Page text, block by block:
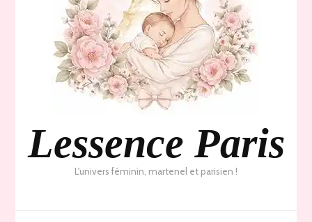
Lessence Paris
L'univers féminin, martenel et parisien !